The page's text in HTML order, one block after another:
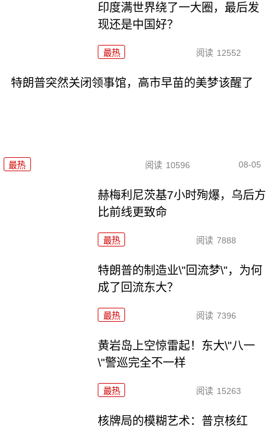
印度满世界绕了一大圈，最后发
现还是中国好？
最热 阅读 12552
特朗普突然关闭领事馆，高市早苗的美梦该醒了
最热 阅读 10596 08-05
赫梅利尼茨基7小时殉爆，乌后方
比前线更致命
最热 阅读 7888
特朗普的制造业\"回流梦\"，为何
成了回流东大？
最热 阅读 7396
黄岩岛上空惊雷起！东大\"八一
\"警巡完全不一样
最热 阅读 15263
核牌局的模糊艺术：普京核红